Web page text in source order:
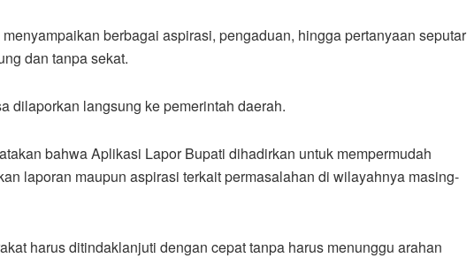
berbagai aspirasi, pengaduan, hingga pertanyaan seputar
dan tanpa sekat.
dilaporkan langsung ke pemerintah daerah.
bahwa Aplikasi Lapor Bupati dihadirkan untuk mempermudah
laporan maupun aspirasi terkait permasalahan di wilayahnya masing-
harus ditindaklanjuti dengan cepat tanpa harus menunggu arahan